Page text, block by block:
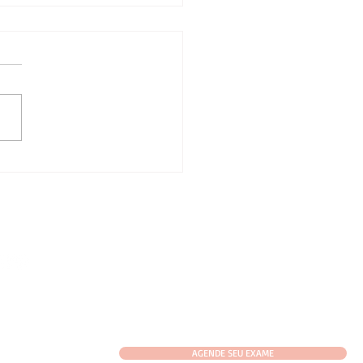
AGENDE SEU EXAME